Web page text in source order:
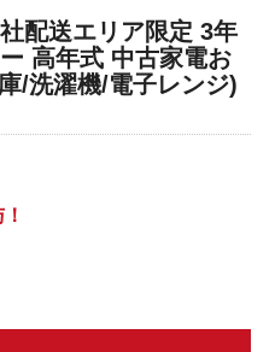
配送エリア限定 3年
高年式 中古家電お
/洗濯機/電子レンジ)